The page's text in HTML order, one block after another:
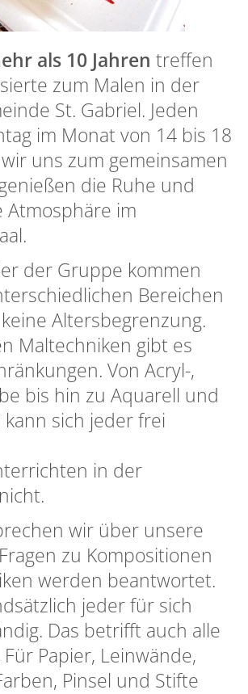
als 10 Jahren treffen
zum Malen in der
St. Gabriel. Jeden
im Monat von 14 bis 18
uns zum gemeinsamen
die Ruhe und
Atmosphäre im
der Gruppe kommen
Bereichen
Altersbegrenzung.
Maltechniken gibt es
Von Acryl-,
bis hin zu Aquarell und
sich jeder frei
in der
wir über unsere
zu Kompositionen
werden beantwortet.
jeder für sich
Das betrifft auch alle
Papier, Leinwände,
Pinsel und Stifte